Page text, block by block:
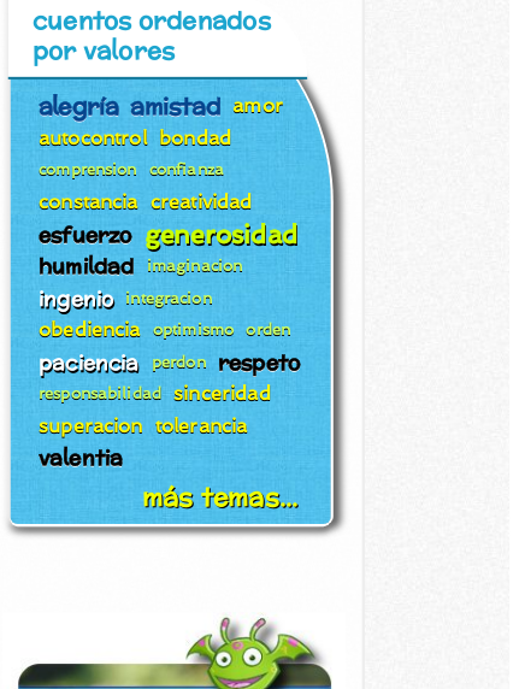
cuentos ordenados
por valores
alegría amistad amor
autocontrol bondad
comprension confianza
constancia creatividad
esfuerzo generosidad
humildad imaginacion
ingenio integracion
obediencia optimismo orden
paciencia perdon respeto
responsabilidad sinceridad
superacion tolerancia
valentia
más temas...